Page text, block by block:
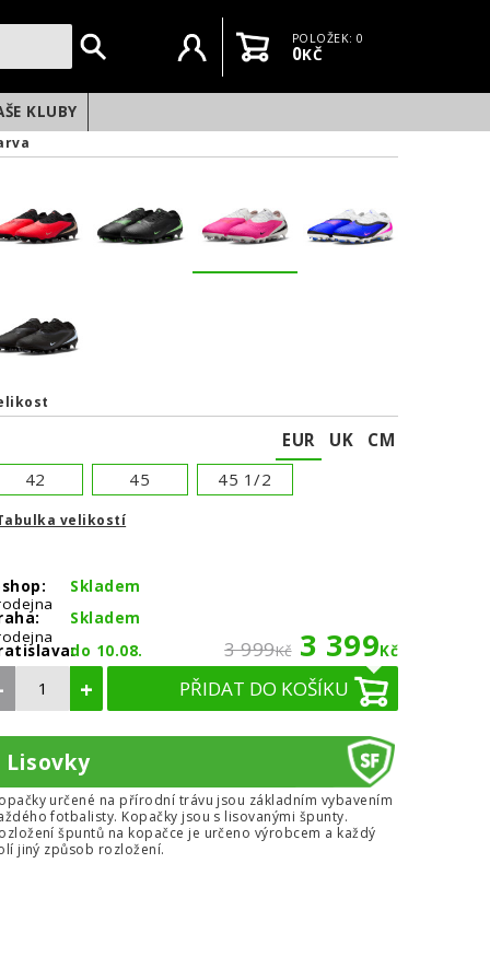
Uživatelský účet
KošíkPOLOŽEK: 0
0KČ
KLUBY
EUR UK
CM
42
45 45 1/2
velikostí
shop:
Skladem
Skladem
do 10.08. 3 999Kč 3 399Kč
+ PŘIDAT DO KOŠÍKU
Lisovky
určené na přírodní trávu jsou základním vybavením
fotbalisty. Kopačky jsou s lisovanými špunty.
špuntů na kopačce je určeno výrobcem a každý
jiný způsob rozložení.